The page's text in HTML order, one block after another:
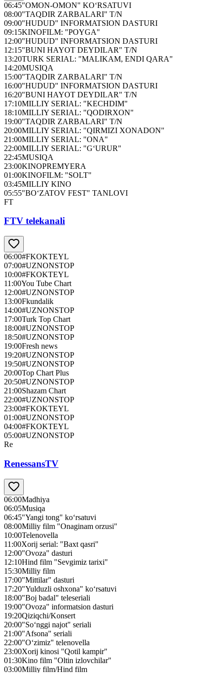
06:45"OMON-OMON" KO‘RSATUVI
08:00"TAQDIR ZARBALARI" T/N
09:00"HUDUD" INFORMATSION DASTURI
09:15KINOFILM: "POYGA"
12:00"HUDUD" INFORMATSION DASTURI
12:15"BUNI HAYOT DEYDILAR" T/N
13:20TURK SERIAL: "MALIKAM, ENDI QARA"
14:20MUSIQA
15:00"TAQDIR ZARBALARI" T/N
16:00"HUDUD" INFORMATSION DASTURI
16:20"BUNI HAYOT DEYDILAR" T/N
17:10MILLIY SERIAL: "KECHDIM"
18:10MILLIY SERIAL: "QODIRXON"
19:00"TAQDIR ZARBALARI" T/N
20:00MILLIY SERIAL: "QIRMIZI XONADON"
21:00MILLIY SERIAL: "ONA"
22:00MILLIY SERIAL: "G‘URUR"
22:45MUSIQA
23:00KINOPREMYERA
01:00KINOFILM: "SOLT"
03:45MILLIY KINO
05:55"BO‘ZATOV FEST" TANLOVI
FT
FTV telekanali
06:00#FKOKTEYL
07:00#UZNONSTOP
10:00#FKOKTEYL
11:00You Tube Chart
12:00#UZNONSTOP
13:00Fkundalik
14:00#UZNONSTOP
17:00Turk Top Chart
18:00#UZNONSTOP
18:50#UZNONSTOP
19:00Fresh news
19:20#UZNONSTOP
19:50#UZNONSTOP
20:00Top Chart Plus
20:50#UZNONSTOP
21:00Shazam Chart
22:00#UZNONSTOP
23:00#FKOKTEYL
01:00#UZNONSTOP
04:00#FKOKTEYL
05:00#UZNONSTOP
Re
RenessansTV
06:00Madhiya
06:05Musiqa
06:45"Yangi tong" ko‘rsatuvi
08:00Milliy film "Onaginam orzusi"
10:00Telenovella
11:00Xorij serial: "Baxt qasri"
12:00"Ovoza" dasturi
12:10Hind film "Sevgimiz tarixi"
15:30Milliy film
17:00"Mittilar" dasturi
17:20"Yulduzli oshxona" ko‘rsatuvi
18:00"Boj badal" teleseriali
19:00"Ovoza" informatsion dasturi
19:20Qiziqchi/Konsert
20:00"So‘nggi najot" seriali
21:00"Afsona" seriali
22:00"O‘zimiz" telenovella
23:00Xorij kinosi "Qotil kampir"
01:30Kino film "Oltin izlovchilar"
03:00Milliy film/Hind film